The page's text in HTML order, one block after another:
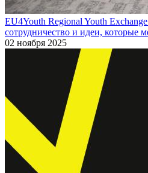
EU4Youth Regional Youth
сотрудничество и идеи, которые
02 ноября 2025